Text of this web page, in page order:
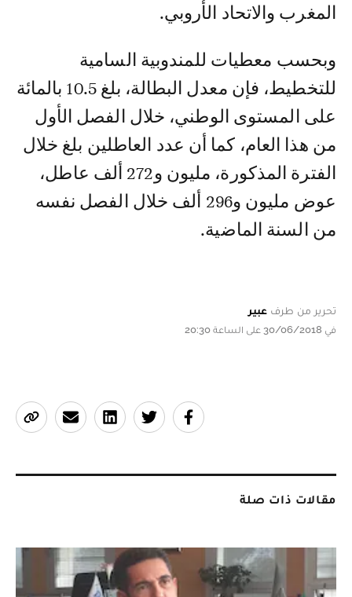
المغرب والاتحاد الأروبي.
وبحسب معطيات للمندوبية السامية
للتخطيط، فإن معدل البطالة، بلغ 10.5 بالمائة
على المستوى الوطني، خلال الفصل الأول
من هذا العام، كما أن عدد العاطلين بلغ خلال
الفترة المذكورة، مليون و272 ألف عاطل،
عوض مليون و296 ألف خلال الفصل نفسه
من السنة الماضية.
تحرير من طرف عبير
في 30/06/2018 على الساعة 20:30
مقالات ذات صلة